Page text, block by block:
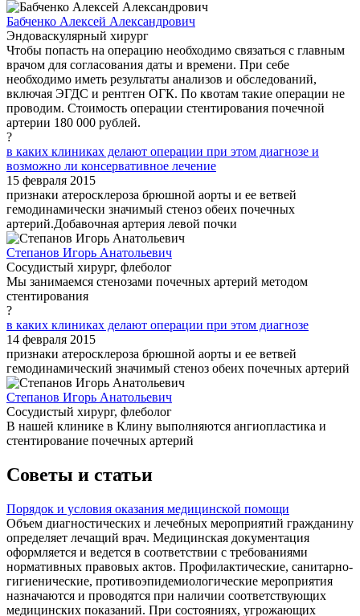
Бабченко Алексей Александрович
Эндоваскулярный хирург
Чтобы попасть на операцию необходимо связаться с главным
врачом для согласования даты и времени. При себе
необходимо иметь результаты анализов и обследований,
включая ЭГДС и рентген ОГК. По квотам такие операции не
проводим. Стоимость операции стентирования почечной
артерии 180 000 рублей.
?
в каких клиниках делают операции при этом диагнозе и
возможно ли консервативное лечение
15 февраля 2015
признаки атеросклероза брюшной аорты и ее ветвей
гемодинамически значимый стеноз обеих почечных
артерий.Добавочная артерия левой почки
Степанов Игорь Анатольевич
Сосудистый хирург, флеболог
Мы занимаемся стенозами почечных артерий методом
стентирования
?
в каких клиниках делают операции при этом диагнозе
14 февраля 2015
признаки атеросклероза брюшной аорты и ее ветвей
гемодинамический значимый стеноз обеих почечных артерий
Степанов Игорь Анатольевич
Сосудистый хирург, флеболог
В нашей клинике в Клину выполняются ангиопластика и
стентирование почечных артерий
Советы и статьи
Порядок и условия оказания медицинской помощи
Объем диагностических и лечебных мероприятий гражданину
определяет лечащий врач. Медицинская документация
оформляется и ведется в соответствии с требованиями
нормативных правовых актов. Профилактические, санитарно-
гигиенические, противоэпидемиологические мероприятия
назначаются и проводятся при наличии соответствующих
медицинских показаний. При состояниях, угрожающих